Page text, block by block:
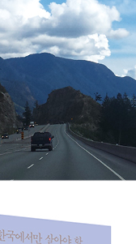
가?
?
하기